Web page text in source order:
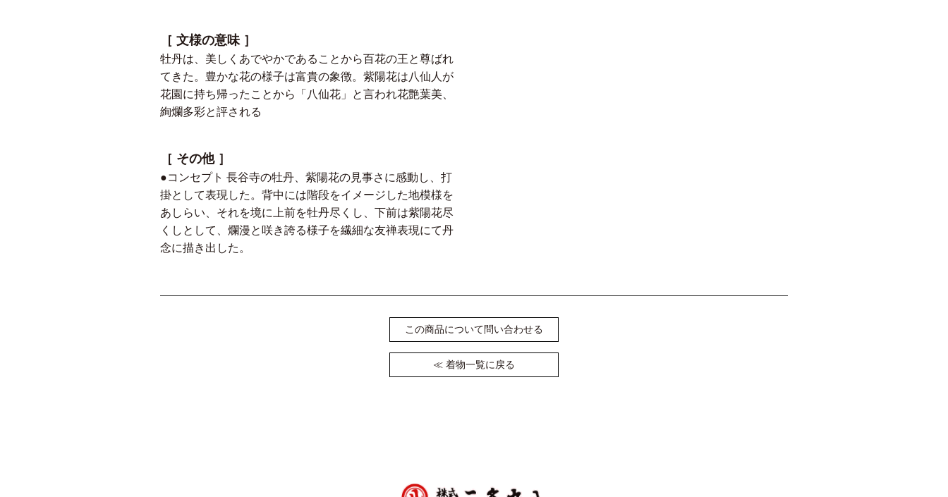
［ 文様の意味 ］
牡丹は、美しくあでやかであることから百花の王と尊ばれ
てきた。豊かな花の様子は富貴の象徴。紫陽花は八仙人が
花園に持ち帰ったことから「八仙花」と言われ花艶葉美、
絢爛多彩と評される
［ その他 ］
●コンセプト 長谷寺の牡丹、紫陽花の見事さに感動し、打
掛として表現した。背中には階段をイメージした地模様を
あしらい、それを境に上前を牡丹尽くし、下前は紫陽花尽
くしとして、爛漫と咲き誇る様子を繊細な友禅表現にて丹
念に描き出した。
この商品について問い合わせる
≪ 着物一覧に戻る